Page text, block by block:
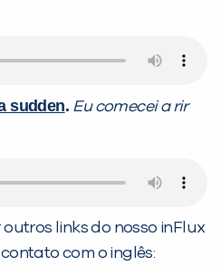
sudden. Eu comecei a rir
links do nosso inFlux
com o inglês: